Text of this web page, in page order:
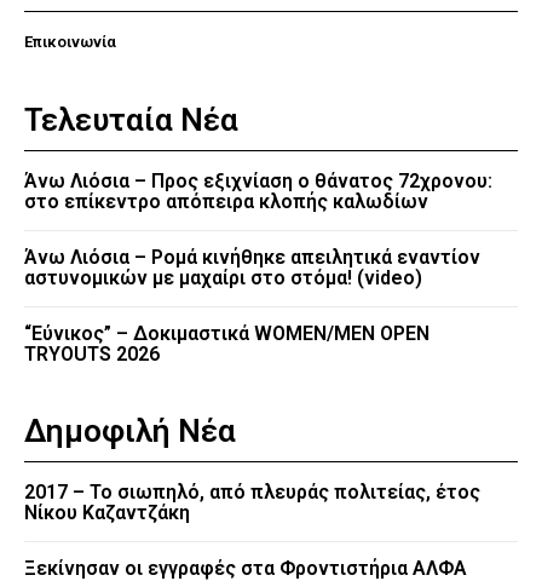
Επικοινωνία
Τελευταία Νέα
Άνω Λιόσια – Προς εξιχνίαση ο θάνατος 72χρονου:
στο επίκεντρο απόπειρα κλοπής καλωδίων
Άνω Λιόσια – Ρομά κινήθηκε απειλητικά εναντίον
αστυνομικών με μαχαίρι στο στόμα! (video)
“Εύνικος” – Δοκιμαστικά WOMEN/MEN OPEN
TRYOUTS 2026
Δημοφιλή Νέα
2017 – Το σιωπηλό, από πλευράς πολιτείας, έτος
Νίκου Καζαντζάκη
Ξεκίνησαν οι εγγραφές στα Φροντιστήρια ΑΛΦΑ